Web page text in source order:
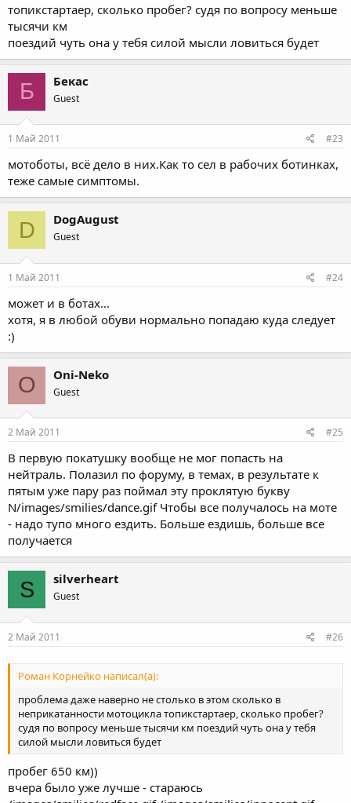
топикстартаер, сколько пробег? судя по вопросу меньше
тысячи км
поездий чуть она у тебя силой мысли ловиться будет
Б Бекас
Guest
1 Май 2011 #23
мотоботы, всё дело в них.Как то сел в рабочих ботинках,
теже самые симптомы.
D DogAugust
Guest
1 Май 2011 #24
может и в ботах...
хотя, я в любой обуви нормально попадаю куда следует
:)
O Oni-Neko
Guest
2 Май 2011 #25
В первую покатушку вообще не мог попасть на
нейтраль. Полазил по форуму, в темах, в результате к
пятым уже пару раз поймал эту проклятую букву
N/images/smilies/dance.gif Чтобы все получалось на моте
- надо тупо много ездить. Больше ездишь, больше все
получается
S silverheart
Guest
2 Май 2011 #26
Роман Корнейко написал(а):
проблема даже наверно не столько в этом сколько в
неприкатанности мотоцикла топикстартаер, сколько пробег?
судя по вопросу меньше тысячи км поездий чуть она у тебя
силой мысли ловиться будет
пробег 650 км))
вчера было уже лучше - стараюсь